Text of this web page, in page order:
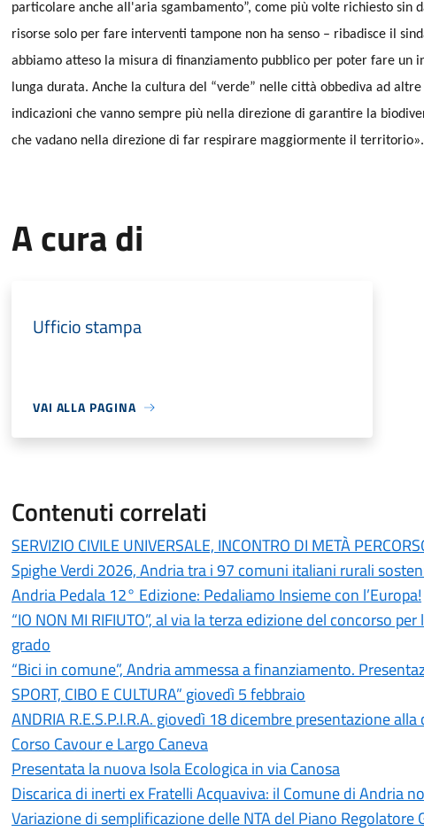
particolare anche all'aria sgambamento”, come più volte richiesto sin
risorse solo per fare interventi tampone non ha senso – ribadisce il
abbiamo atteso la misura di finanziamento pubblico per poter fare un
lunga durata. Anche la cultura del “verde” nelle città obbediva ad
indicazioni che vanno sempre più nella direzione di garantire la
che vadano nella direzione di far respirare maggiormente il territorio».
A cura di
Ufficio stampa
VAI ALLA PAGINA
Contenuti correlati
SERVIZIO CIVILE UNIVERSALE, INCONTRO DI METÀ
Spighe Verdi 2026, Andria tra i 97 comuni italiani rurali
Andria Pedala 12° Edizione: Pedaliamo Insieme con l’Europa!
“IO NON MI RIFIUTO”, al via la terza edizione del concorso
grado
“Bici in comune”, Andria ammessa a finanziamento.
SPORT, CIBO E CULTURA” giovedì 5 febbraio
ANDRIA R.E.S.P.I.R.A. giovedì 18 dicembre presentazione
Corso Cavour e Largo Caneva
Presentata la nuova Isola Ecologica in via Canosa
Discarica di inerti ex Fratelli Acquaviva: il Comune di Andria
Variazione di semplificazione delle NTA del Piano Regolatore